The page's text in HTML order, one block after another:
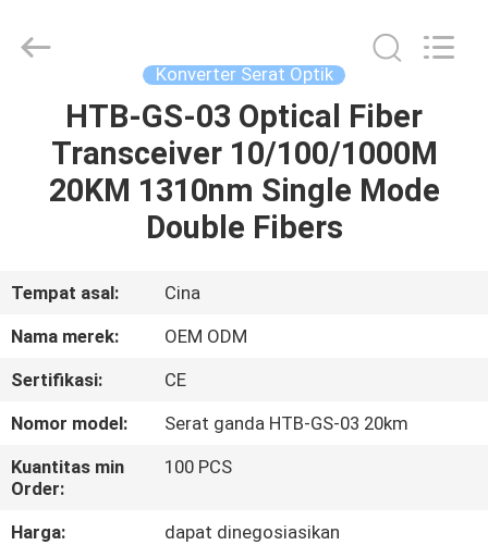
RUMAH
PRODUK
KAMI
PABRIK
KONTROL
KUALITAS
Co.,Ltd..
Konverter Serat Optik
HTB-GS-03 Optical Fiber
Transceiver 10/100/1000M
20KM 1310nm Single Mode
Double Fibers
Tempat asal:
Cina
Nama merek:
OEM ODM
Sertifikasi:
CE
Nomor model:
Serat ganda HTB-GS-03 20km
Kuantitas min
Order:
100 PCS
Harga:
dapat dinegosiasikan